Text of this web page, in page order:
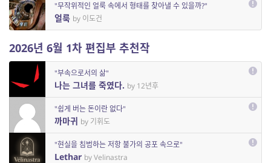
"무작위적인 얼룩 속에서 형태를 찾아낼 수 있을까?"
얼룩 by 이도건
2026년 6월 1차 편집부 추천작
"부속으로서의 삶"
나는 그녀를 죽였다. by 12년후
"쉽게 버는 돈이란 없다"
까마귀 by 기휘도
"현실을 침범하는 저항 불가의 공포 속으로"
Lethar by Velinastra